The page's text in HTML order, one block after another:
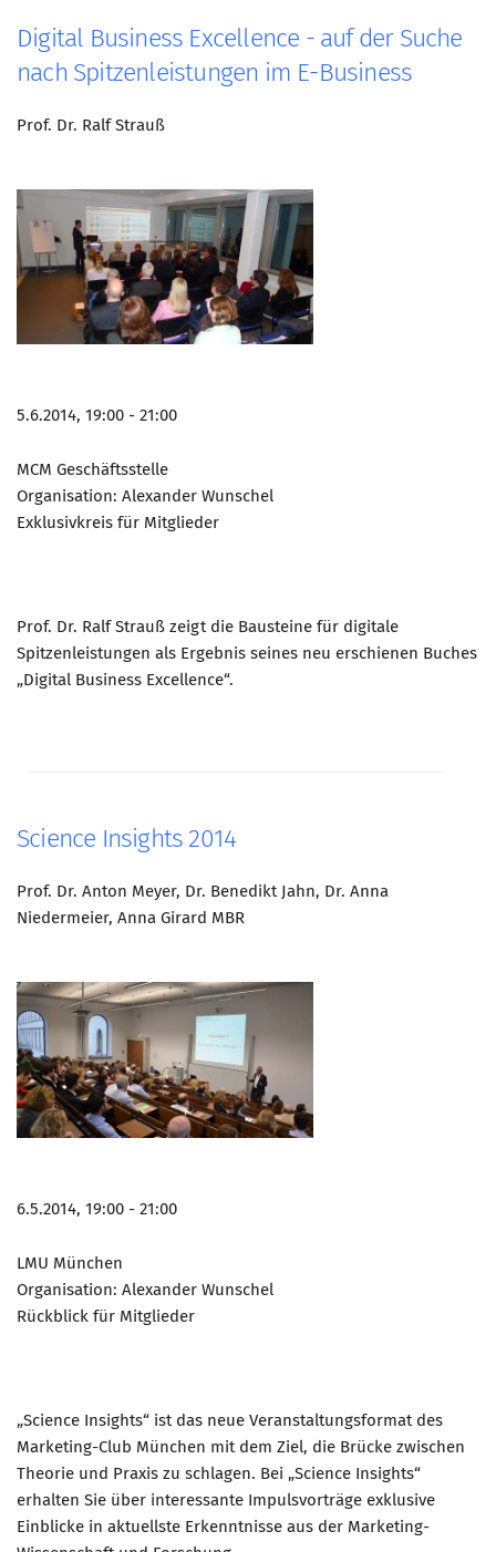
Digital Business Excellence - auf der Suche
nach Spitzenleistungen im E-Business
Prof. Dr. Ralf Strauß
5.6.2014, 19:00 - 21:00
MCM Geschäftsstelle
Organisation: Alexander Wunschel
Exklusivkreis für Mitglieder
Prof. Dr. Ralf Strauß zeigt die Bausteine für digitale
Spitzenleistungen als Ergebnis seines neu erschienen Buches
„Digital Business Excellence“.
Science Insights 2014
Prof. Dr. Anton Meyer, Dr. Benedikt Jahn, Dr. Anna
Niedermeier, Anna Girard MBR
6.5.2014, 19:00 - 21:00
LMU München
Organisation: Alexander Wunschel
Rückblick für Mitglieder
„Science Insights“ ist das neue Veranstaltungsformat des
Marketing-Club München mit dem Ziel, die Brücke zwischen
Theorie und Praxis zu schlagen. Bei „Science Insights“
erhalten Sie über interessante Impulsvorträge exklusive
Einblicke in aktuellste Erkenntnisse aus der Marketing-